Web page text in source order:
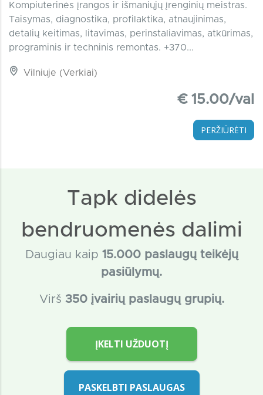
Kompiuterinės įrangos ir išmaniųjų įrenginių meistras.
Taisymas, diagnostika, profilaktika, atnaujinimas,
detalių keitimas, litavimas, perinstaliavimas, atkūrimas,
programinis ir techninis remontas. +370...
Vilniuje (Verkiai)
€ 15.00/val
PERŽIŪRĖTI
Tapk didelės
bendruomenės dalimi
Daugiau kaip 15.000 paslaugų teikėjų
pasiūlymų.
Virš 350 įvairių paslaugų grupių.
ĮKELTI UŽDUOTĮ
PASKELBTI PASLAUGAS